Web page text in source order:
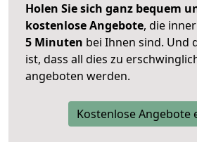
Holen Sie sich ganz bequem
kostenlose Angebote, die
5 Minuten bei Ihnen sind. Und
ist, dass all dies zu
angeboten werden.
Kostenlose Angebote